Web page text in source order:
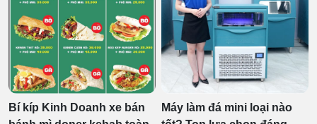
Bí kíp Kinh Doanh xe bán
Máy làm đá mini loại nào